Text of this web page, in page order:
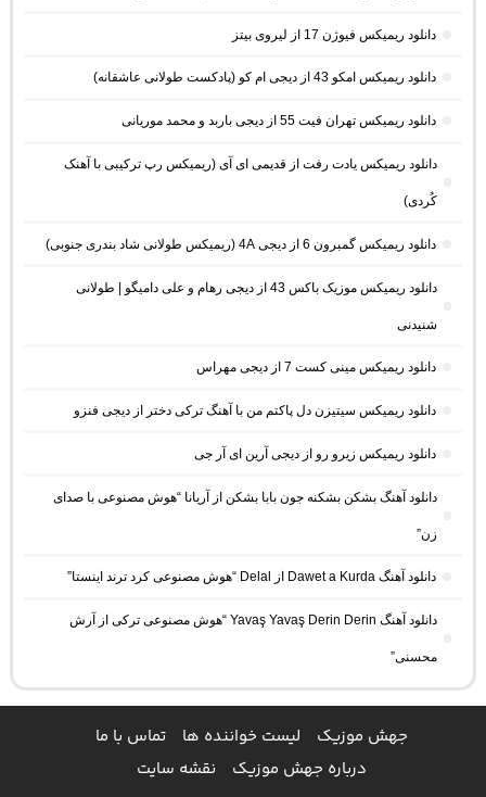
دانلود ریمیکس فیوژن 17 از لیروی بیتز
دانلود ریمیکس امکو 43 از دیجی ام کو (پادکست طولانی عاشقانه)
دانلود ریمیکس تهران فیت 55 از دیجی باربد و محمد موریانی
دانلود ریمیکس یادت رفت از قدیمی ای آی (ریمیکس رپ ترکیبی با آهنک
کُردی)
دانلود ریمیکس گمبرون 6 از دیجی 4A (ریمیکس طولانی شاد بندری جنوبی)
دانلود ریمیکس موزیک باکس 43 از دیجی رهام و علی دامیگو | طولانی
شنیدنی
دانلود ریمیکس مینی کست 7 از دیجی مهراس
دانلود ریمیکس سیتیزن دل پاکتم من با آهنگ ترکی دختر از دیجی فنزو
دانلود ریمیکس زیرو رو از دیجی آرین ای آر جی
دانلود آهنگ بشکن بشکنه جون بابا بشکن از آریانا “هوش مصنوعی با صدای
زن”
دانلود آهنگ Dawet a Kurda از Delal “هوش مصنوعی کرد ترند اینستا”
دانلود آهنگ Yavaş Yavaş Derin Derin “هوش مصنوعی ترکی از آرش
محسنی”
جهش موزیک لیست خواننده ها
تماس با ما
درباره جهش موزیک
نقشه سایت